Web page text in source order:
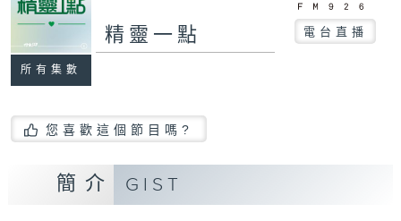
所有集數
精靈一點 電台直播
您喜歡這個節目嗎?
簡介 GIST